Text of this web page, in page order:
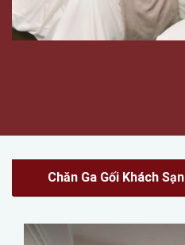
Chăn Ga Gối Khách Sạn